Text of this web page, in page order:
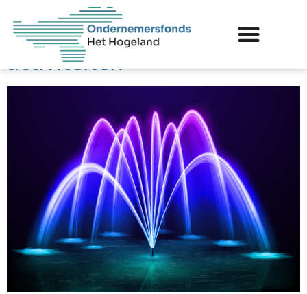
Spectaculaire fontein in
Bedum voor feesten en
activiteiten